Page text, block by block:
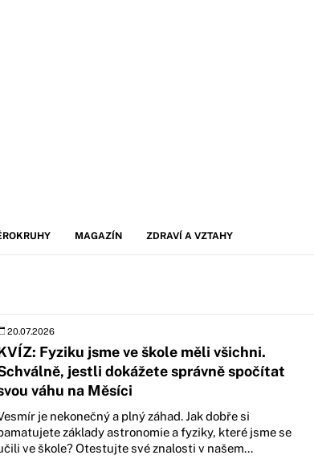
MAGAZÍN ZDRAVÍ A VZTAHY
20.07.2026
Fyziku jsme ve škole měli všichni.
jestli dokážete správně spočítat
váhu na Měsíci
je nekonečný a plný záhad. Jak dobře si
základy astronomie a fyziky, které jsme se
ve škole? Otestujte své znalosti v našem...